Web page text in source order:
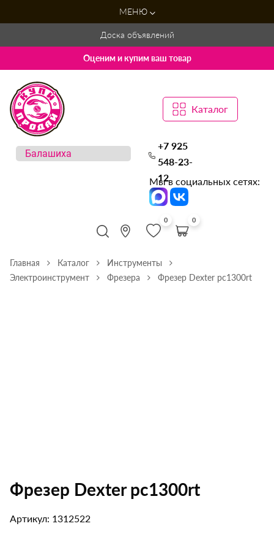
МЕНЮ
Доска объявлений
Оценим и купим ваш товар
Каталог
+7 925
548-23-
12
Мы в социальных сетях:
0 0
Главная Каталог
Инструменты
Электроинструмент
Фрезера Фрезер Dexter pc1300rt
Фрезер Dexter pc1300rt
Артикул: 1312522